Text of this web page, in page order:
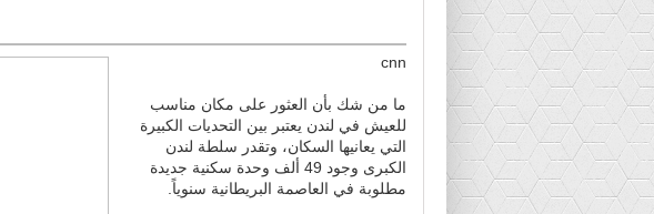
cnn
ما من شك بأن العثور على مكان مناسب
للعيش في لندن يعتبر بين التحديات الكبيرة
التي يعانيها السكان، وتقدر سلطة لندن
الكبرى وجود 49 ألف وحدة سكنية جديدة
مطلوبة في العاصمة البريطانية سنوياً.